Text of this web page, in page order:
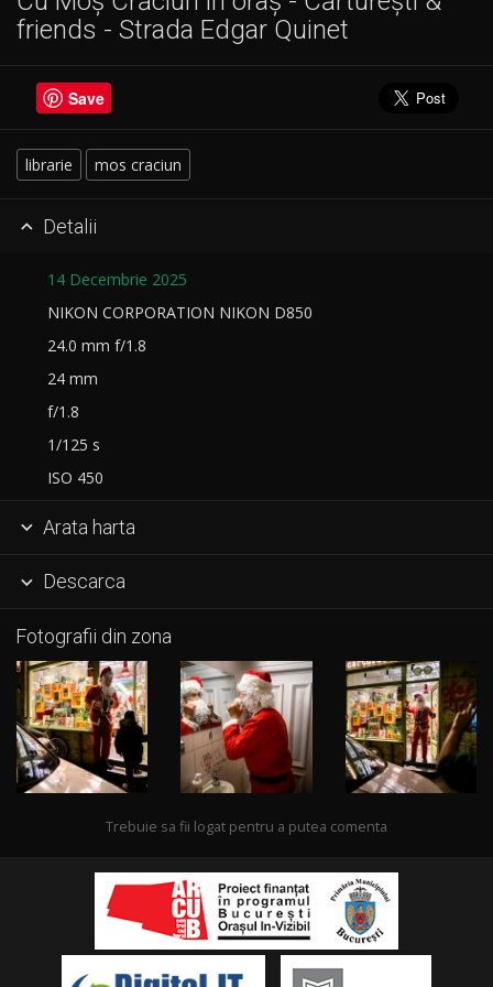
friends - Strada Edgar Quinet
Save
librarie mos craciun
 Detalii
14 Decembrie 2025
NIKON CORPORATION NIKON D850
24.0 mm f/1.8
24 mm
f/1.8
1/125 s
ISO 450
 Arata harta
 Descarca
Fotografii din zona
Trebuie sa fii logat pentru a putea comenta